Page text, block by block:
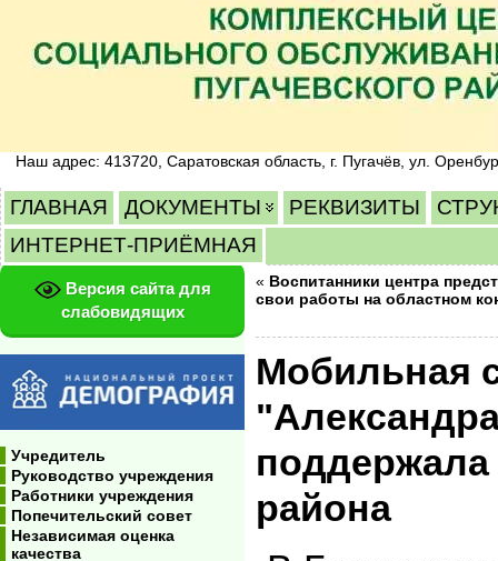
Наш адрес: 413720, Саратовская область, г. Пугачёв, ул.
ГЛАВНАЯ ДОКУМЕНТЫ РЕКВИЗИТЫ
ИНТЕРНЕТ-ПРИЁМНАЯ
Версия сайта для
слабовидящих
Учредитель
Руководство учреждения
Работники учреждения
Попечительский совет
Независимая оценка
качества
« Воспитанники центра
свои работы на областном
Мобильная
поддержала
района